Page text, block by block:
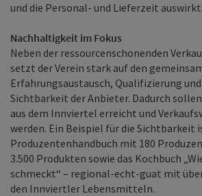
und die Personal- und Lieferzeit auswirkt.
Nachhaltigkeit im Fokus
Neben der ressourcenschonenden
setzt der Verein stark auf den
Erfahrungsaustausch, Qualifizierung
Sichtbarkeit der Anbieter. Dadurch
aus dem Innviertel erreicht und
werden. Ein Beispiel für die Sichtbarkeit
Produzentenhandbuch mit 180
3.500 Produkten sowie das Kochbuch
schmeckt“ – regional-echt-guat mit
den Innviertler Lebensmitteln.